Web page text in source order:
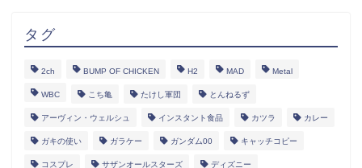
タグ
2ch BUMP OF CHICKEN H2 MAD Metal
WBC こち亀 たけし軍団 とんねるず
アーヴィン・ウェルシュ インスタント食品 カツラ カレー
ガキの使い ガラケー ガンダム00 キャッチコピー
コスプレ サザンオールスターズ ディズニー